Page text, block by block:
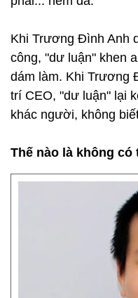
Khi Trương Đình Anh
công, "dư luận" khen
dám làm. Khi Trương
trí CEO, "dư luận" lại
khác người, không
Thế nào là không có